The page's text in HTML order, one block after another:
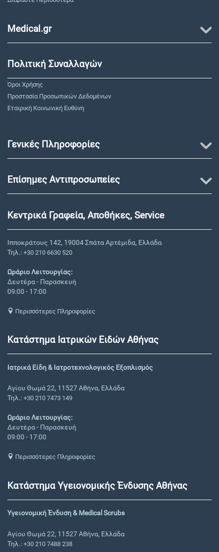
Medical.gr
Πολιτική Συναλλαγών
Όροι Χρήσης
Προστασία Προσωπικών Δεδομένων
Εταιρική Κοινωνική Ευθύνη
"
Γενικές Πληροφορίες
Επίσημες Αντιπροσωπείες
Κεντρικά Γραφεία, Αποθήκες, Service
Ιπποκράτους 142, 19004 Σπάτα Αρτέμιδα, Ελλάδα
Τηλ.: +30 210 6630 520
Ωράριο Λειτουργίας:
Δευτέρα - Παρασκευή
09:00 - 17:00
Περισσότερες Πληροφορίες
Κατάστημα Ιατρικών Ειδών Αθήνας
Ιατρικά Είδη & Ιατροτεχνολογικός Εξοπλισμός
Αγίου Θωμά 22, 11527 Αθήνα, Ελλάδα
Τηλ.: +30 210 7473 149
Ωράριο Λειτουργίας:
Δευτέρα - Παρασκευή
09:00 - 17:00
Περισσότερες Πληροφορίες
Κατάστημα Υγειονομικής Ένδυσης Αθήνας
Υγειονομική Ένδυση & Medical Scrubs
Αγίου Θωμά 22, 11527 Αθήνα, Ελλάδα
Τηλ.: +30 210 7488 238